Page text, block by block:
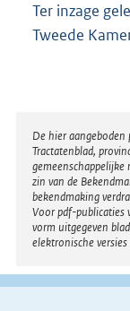
Ter inzage
Tweede
Disclaimer
De hier aangeboden
Tractatenblad,
zin van de
bekendmaking
Voor pdf-publicaties
vorm uitgegeven
elektronische